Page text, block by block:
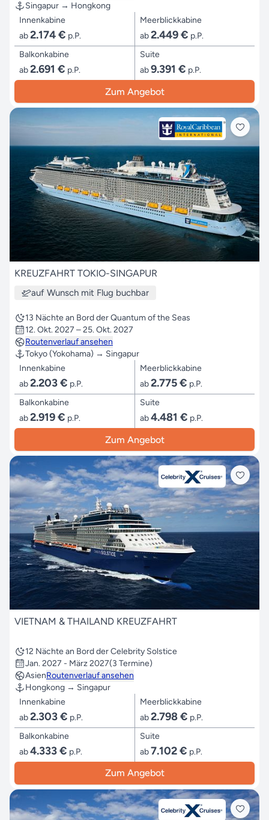
Singapur → Hongkong
Innenkabine
ab2.174 € p.P.
Meerblickkabine
ab2.449 € p.P.
Balkonkabine
ab2.691 € p.P.
Suite
ab9.391 € p.P.
Zum Angebot
KREUZFAHRT TOKIO-SINGAPUR
auf Wunsch mit Flug buchbar
13 Nächte an Bord der Quantum of the Seas
12. Okt. 2027 – 25. Okt. 2027
Routenverlauf ansehen
Tokyo (Yokohama) → Singapur
Innenkabine
ab2.203 € p.P.
Meerblickkabine
ab2.775 € p.P.
Balkonkabine
ab2.919 € p.P.
Suite
ab4.481 € p.P.
Zum Angebot
VIETNAM & THAILAND KREUZFAHRT
12 Nächte an Bord der Celebrity Solstice
Jan. 2027 - März 2027(3 Termine)
AsienRoutenverlauf ansehen
Hongkong → Singapur
Innenkabine
ab2.303 € p.P.
Meerblickkabine
ab2.798 € p.P.
Balkonkabine
ab4.333 € p.P.
Suite
ab7.102 € p.P.
Zum Angebot